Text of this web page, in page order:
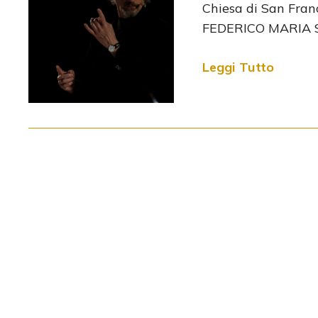
Chiesa di San
FEDERICO
Leggi Tutto